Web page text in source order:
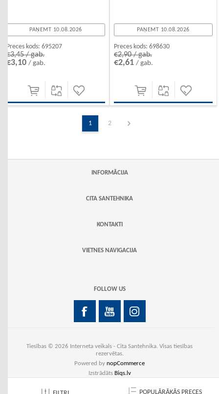
PAŅEMT 10.08.2026
Preces kods: 695207
€3,45 / gab.
€3,10/ gab.
PAŅEMT 10.08.2026
Preces kods: 698630
€2,90 / gab.
€2,61 / gab.
1 2
INFORMĀCIJA
CITA SANTEHNIKA
KONTAKTI
VIETNES NAVIGACIJA
FOLLOW US
Tiesības © 2026 Interneta veikals - Cita Santehnika. Visas tiesības
rezervētas.
Powered by nopCommerce
Izstrādāts Biqs.lv
POPULĀRĀKĀS PRECES